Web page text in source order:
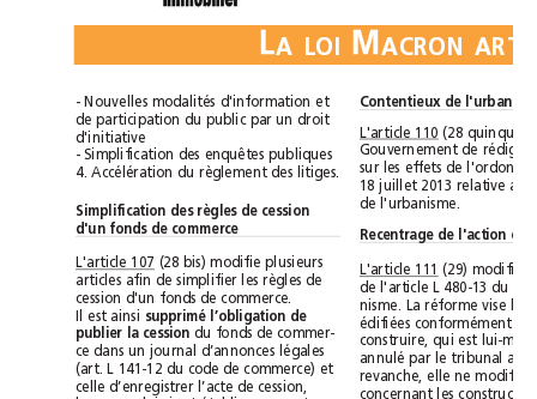
- Nouvelles modalités d'information et
de participation du public par un droit
d'initiative
- Simplification des enquêtes publiques
4. Accélération du règlement des litiges.
Simplification des règles de cession
d'un fonds de commerce
L'article 107 (28 bis) modifie plusieurs
articles afin de simplifier les règles de
cession d'un fonds de commerce.
supprimé l’obligation de
publier la cession
du fonds de commer-
ce dans un journal d’annonces légales
(art. L 141-12 du code de commerce) et
celle d’enregistrer l’acte de cession,
L'article 110
de l'urbanisme.
L'article 111
L M